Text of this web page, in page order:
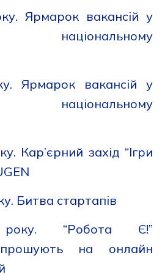
Ярмарок вакансій у
національному
Ярмарок вакансій у
національному
Кар’єрний захід “Ігри
Битва стартапів
року. “Робота Є!”
на онлайн